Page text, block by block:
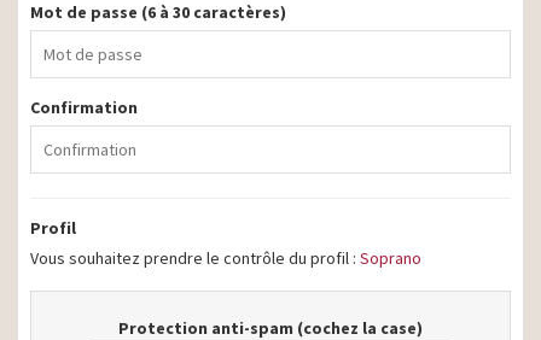
Mot de passe (6 à 30 caractères)
Confirmation
Profil
Vous souhaitez prendre le contrôle du profil : Soprano
Protection anti-spam (cochez la case)